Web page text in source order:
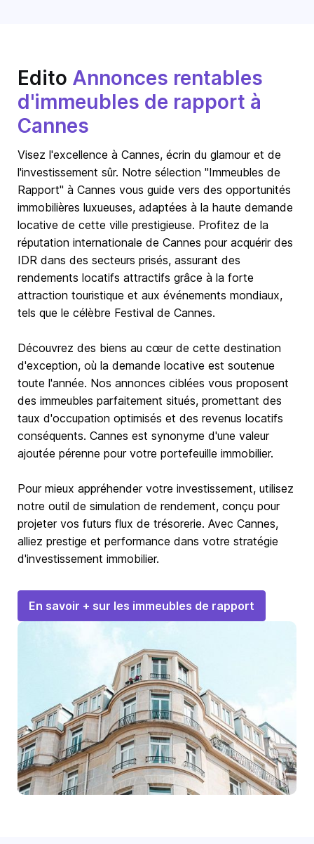
Edito Annonces rentables
d'immeubles de rapport à
Cannes
Visez l'excellence à Cannes, écrin du glamour et de
l'investissement sûr. Notre sélection "Immeubles de
Rapport" à Cannes vous guide vers des opportunités
immobilières luxueuses, adaptées à la haute demande
locative de cette ville prestigieuse. Profitez de la
réputation internationale de Cannes pour acquérir des
IDR dans des secteurs prisés, assurant des
rendements locatifs attractifs grâce à la forte
attraction touristique et aux événements mondiaux,
tels que le célèbre Festival de Cannes.
Découvrez des biens au cœur de cette destination
d'exception, où la demande locative est soutenue
toute l'année. Nos annonces ciblées vous proposent
des immeubles parfaitement situés, promettant des
taux d'occupation optimisés et des revenus locatifs
conséquents. Cannes est synonyme d'une valeur
ajoutée pérenne pour votre portefeuille immobilier.
Pour mieux appréhender votre investissement, utilisez
notre outil de simulation de rendement, conçu pour
projeter vos futurs flux de trésorerie. Avec Cannes,
alliez prestige et performance dans votre stratégie
d'investissement immobilier.
En savoir + sur les immeubles de rapport